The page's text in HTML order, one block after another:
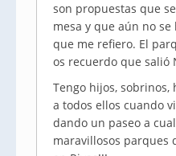
son propuestas que
mesa y que aún no se
que me refiero. El
os recuerdo que salió
Tengo hijos, sobrinos,
a todos ellos cuando
dando un paseo a
maravillosos parques